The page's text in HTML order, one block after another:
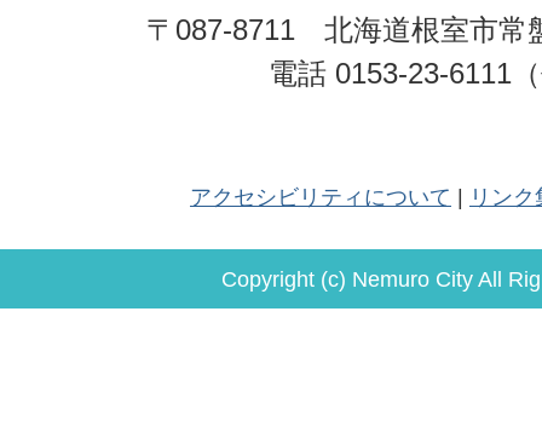
〒087-8711 北海道根室市常
電話 0153-23-6111
アクセシビリティについて リンク
Copyright (c) Nemuro City All